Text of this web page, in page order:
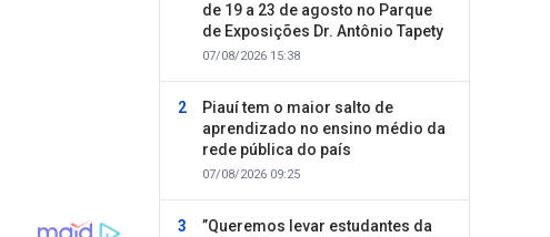
de 19 a 23 de agosto no Parque
de Exposições Dr. Antônio Tapety
07/08/2026 15:38
Piauí tem o maior salto de
aprendizado no ensino médio da
rede pública do país
07/08/2026 09:25
”Queremos levar estudantes da